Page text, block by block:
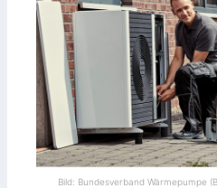
Bild: Bundesverband Wärmepumpe